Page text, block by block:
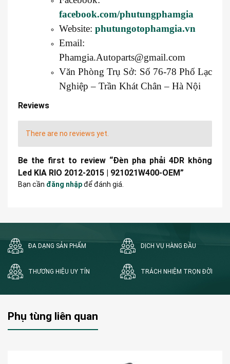
facebook.com/phutungphamgia
Website: phutungotophamgia.vn
Email:
Phamgia.Autoparts@gmail.com
Văn Phòng Trụ Sở: Số 76-78 Phố Lạc
Nghiệp – Trần Khát Chân – Hà Nội
Reviews
There are no reviews yet.
Be the first to review “Đèn pha phải 4DR không
Led KIA RIO 2012-2015 | 921021W400-OEM”
Bạn cần đăng nhậpđể đánh giá.
ĐA DẠNG SẢN PHẨM DỊCH VỤ HÀNG ĐẦU
THƯƠNG HIỆU UY TÍN TRÁCH NHIỆM TRỌN ĐỜI
Phụ tùng liên quan